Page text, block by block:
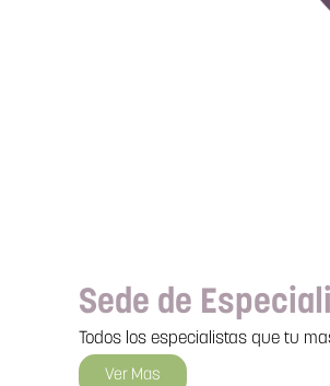
Sede de
Todos los especialistas que tu
Ver Mas